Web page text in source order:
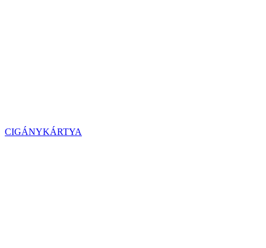
CIGÁNYKÁRTYA